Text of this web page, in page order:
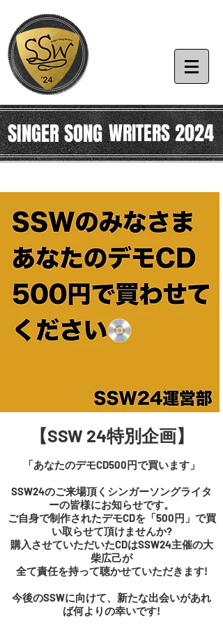
SINGER SONGWRITERS 2024
【SSW 24特別企画】
「あなたのデモCD500円で買います」
SSW24のご来場頂くシンガーソングライタ
ーの皆様にお知らせです。
ご自身で制作されたデモCDを「500円」で買
い取らせて頂けませんか?
購入させていただいたCDはSSW24主催の大
柴広己が
全て責任を持って聴かせていただきます!
今後のSSWに向けて、新たな出会いがあれ
ば何よりの幸いです!